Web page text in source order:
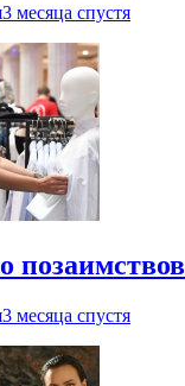
3 месяца спустя
3 месяца спустя